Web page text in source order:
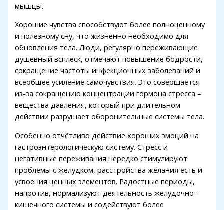
Panel
oku
Panel
Panel
panel
Oku
panel
panel
panel
мышцы.
Хорошие чувства способствуют более полноценному
и полезному сну, что жизненно необходимо для
обновления тела. Люди, регулярно переживающие
душевный всплеск, отмечают повышение бодрости,
сокращение частоты инфекционных заболеваний и
всеобщее усиление самочувствия. Это совершается
из-за сокращению концентрации гормона стресса –
вещества давления, который при длительном
действии разрушает оборонительные системы тела.
Особенно отчётливо действие хороших эмоций на
гастроэнтерологическую систему. Стресс и
негативные переживания нередко стимулируют
проблемы с желудком, расстройства желания есть и
усвоения ценных элементов. Радостные периоды,
напротив, нормализуют деятельность желудочно-
кишечного системы и содействуют более